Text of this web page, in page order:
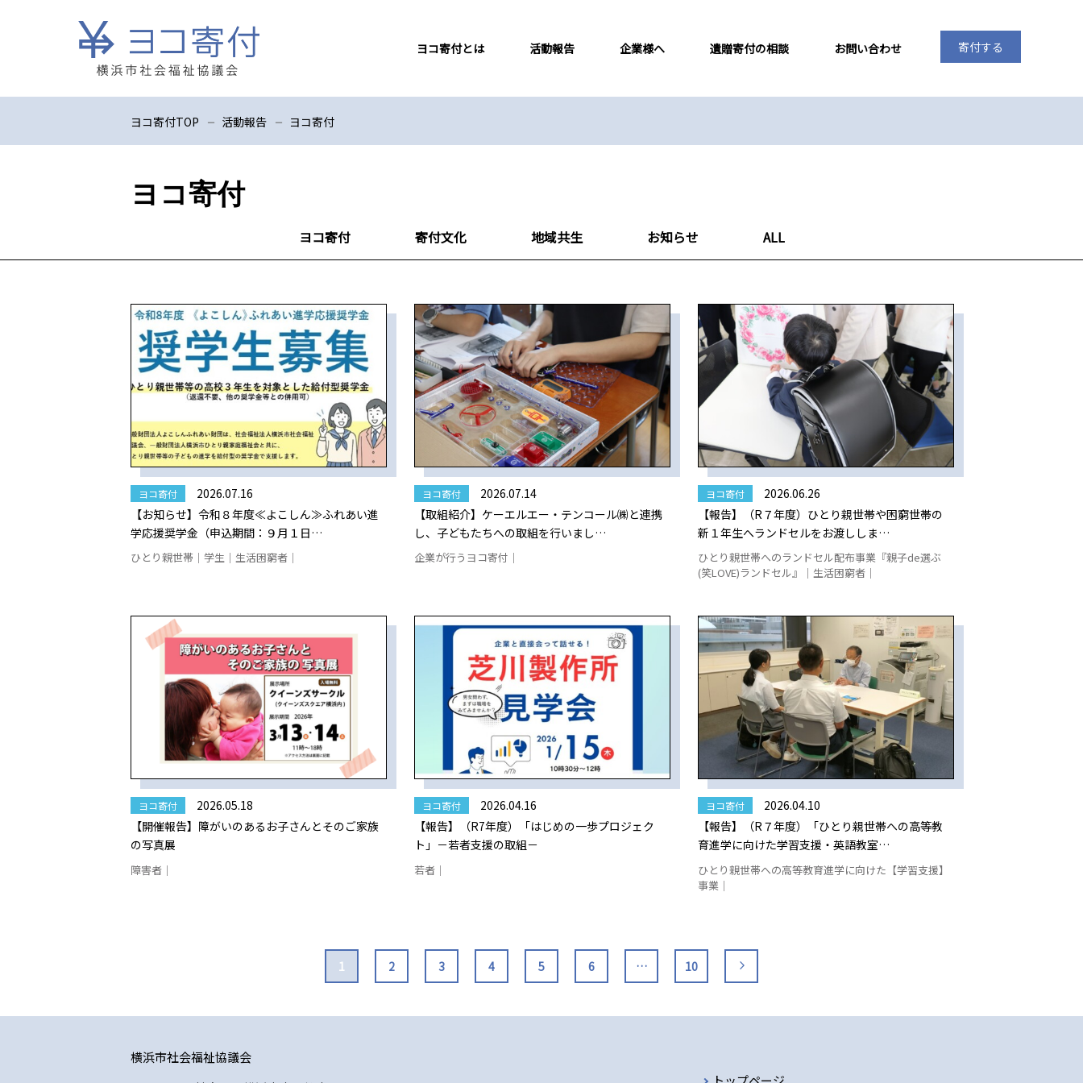
寄付する
ヨコ寄付とは 活動報告 企業様へ 遺贈寄付の相談 お問い合わせ
ヨコ寄付TOP 活動報告 ヨコ寄付
ヨコ寄付
ヨコ寄付 寄付文化 地域共生 お知らせ ALL
ヨコ寄付
2026.07.16
【お知らせ】令和８年度≪よこしん≫ふれあい進
学応援奨学金（申込期間：９月１日…
ひとり親世帯｜学生｜生活困窮者｜
ヨコ寄付
2026.07.14
【取組紹介】ケーエルエー・テンコール㈱と連携
し、子どもたちへの取組を行いまし…
企業が行うヨコ寄付｜
ヨコ寄付
2026.06.26
【報告】（R７年度）ひとり親世帯や困窮世帯の
新１年生へランドセルをお渡ししま…
ひとり親世帯へのランドセル配布事業『親子de選ぶ
(笑LOVE)ランドセル』｜生活困窮者｜
ヨコ寄付
2026.05.18
【開催報告】障がいのあるお子さんとそのご家族
の写真展
障害者｜
ヨコ寄付
2026.04.16
【報告】（R7年度）「はじめの一歩プロジェク
ト」－若者支援の取組－
若者｜
ヨコ寄付
2026.04.10
【報告】（R７年度）「ひとり親世帯への高等教
育進学に向けた学習支援・英語教室…
ひとり親世帯への高等教育進学に向けた【学習支援】
事業｜
1 2 3 4 5 6 … 10
横浜市社会福祉協議会